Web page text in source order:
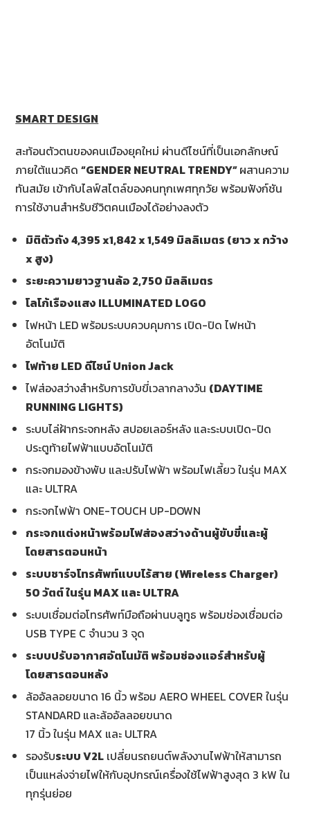
SMART DESIGN
สะท้อนตัวตนของคนเมืองยุคใหม่ ผ่านดีไซน์ที่เป็นเอกลักษณ์
ภายใต้แนวคิด“GENDER NEUTRAL TRENDY”ผสานความ
ทันสมัย เข้ากับไลฟ์สไตล์ของคนทุกเพศทุกวัย พร้อมฟังก์ชัน
การใช้งานสำหรับชีวิตคนเมืองได้อย่างลงตัว
มิติตัวถัง 4,395 x1,842 x 1,549 มิลลิเมตร (ยาว x กว้าง
x สูง)
ระยะความยาวฐานล้อ 2,750 มิลลิเมตร
โลโก้เรืองแสง ILLUMINATED LOGO
ไฟหน้า LED พร้อมระบบควบคุมการ เปิด-ปิด ไฟหน้า
อัตโนมัติ
ไฟท้าย LED ดีไซน์ Union Jack
ไฟส่องสว่างสำหรับการขับขี่เวลากลางวัน (DAYTIME
RUNNING LIGHTS)
ระบบไล่ฝ้ากระจกหลัง สปอยเลอร์หลัง และระบบเปิด-ปิด
ประตูท้ายไฟฟ้าแบบอัตโนมัติ
กระจกมองข้างพับ และปรับไฟฟ้า พร้อมไฟเลี้ยว ในรุ่น MAX
และ ULTRA
กระจกไฟฟ้า ONE-TOUCH UP-DOWN
กระจกแต่งหน้าพร้อมไฟส่องสว่างด้านผู้ขับขี่และผู้
โดยสารตอนหน้า
ระบบชาร์จโทรศัพท์แบบไร้สาย (Wireless Charger)
50 วัตต์ ในรุ่น MAX และ ULTRA
ระบบเชื่อมต่อโทรศัพท์มือถือผ่านบลูทูธ พร้อมช่องเชื่อมต่อ
USB TYPE C จำนวน 3 จุด
ระบบปรับอากาศอัตโนมัติ พร้อมช่องแอร์สำหรับผู้
โดยสารตอนหลัง
ล้ออัลลอยขนาด 16 นิ้ว พร้อม AERO WHEEL COVER ในรุ่น
STANDARD และล้ออัลลอยขนาด
17 นิ้ว ในรุ่น MAX และ ULTRA
รองรับระบบV2L เปลี่ยนรถยนต์พลังงานไฟฟ้าให้สามารถ
เป็นแหล่งจ่ายไฟให้กับอุปกรณ์เครื่องใช้ไฟฟ้าสูงสุด 3 kW ใน
ทุกรุ่นย่อย